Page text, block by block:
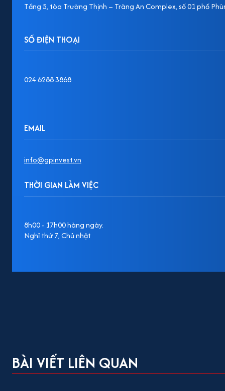
Tầng 5, tòa Trường Thịnh – Tràng An Complex, số 01 phố
SỐ ĐIỆN THOẠI
024 6288 3868
EMAIL
info@gpinvest.vn
THỜI GIAN LÀM VIỆC
8h00 - 17h00 hàng ngày.
Nghỉ thứ 7, Chủ nhật
BÀI VIẾT LIÊN QUAN